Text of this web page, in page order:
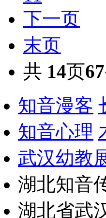
下一页
末页
共 14页67
知音漫客
知音心理
武汉幼教
湖北知音
湖北省武